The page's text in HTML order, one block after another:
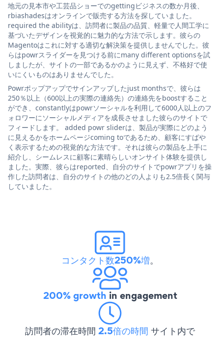
地元の見本市や工芸品ショーでのgettingビジネスの数か月後、
rbiashadesはオンラインで販売する方法を探していました。
required the abilityは、訪問者に製品の品質、軽量で人間工学に
基づいたデザインを視覚的に魅力的な方法で示します。彼らの
Magentoはこれに対する適切な解決策を提供しませんでした。彼
らはpowrスライダーを見つける前にmany different optionsを試
しましたが、サイトの一部であるかのように見えず、不格好で使
いにくいものはありませんでした。
Powrポップアップでサインアップしたjust monthsで、彼らは
250％以上（600以上の実際の連絡先）の連絡先をboostすること
ができ、constantlyはpowrソーシャルを利用して6000人以上のフ
ォロワーにソーシャルメディアを成長させました彼らのサイトで
フィードします。 added powr sliderは、製品が実際にどのよう
に見えるかをホームページcoming toであるため、顧客にすばや
く表示するための視覚的な方法です。それは彼らの製品を上手に
紹介し、シームレスに顧客に素晴らしいオンサイト体験を提供し
ました。実際、彼らはreported、自分のサイトでpowrアプリを操
作した訪問者は、自分のサイトの他のどの人よりも2.5倍長く関与
していました。
コンタクト数250%増。
200% growth in engagement
訪問者の滞在時間 2.5倍の時間 サイト内で